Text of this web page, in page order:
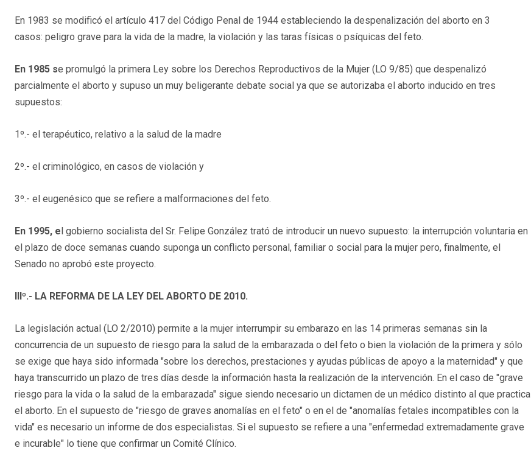
En 1983 se modificó el artículo 417 del Código Penal de 1944 estableciendo la despenalización del aborto en 3
casos: peligro grave para la vida de la madre, la violación y las taras físicas o psíquicas del feto.
En 1985 se promulgó la primera Ley sobre los Derechos Reproductivos de la Mujer (LO 9/85) que despenalizó
parcialmente el aborto y supuso un muy beligerante debate social ya que se autorizaba el aborto inducido en tres
supuestos:
1º.- el terapéutico, relativo a la salud de la madre
2º.- el criminológico, en casos de violación y
3º.- el eugenésico que se refiere a malformaciones del feto.
En 1995, el gobierno socialista del Sr. Felipe González trató de introducir un nuevo supuesto: la interrupción voluntaria en
el plazo de doce semanas cuando suponga un conflicto personal, familiar o social para la mujer pero, finalmente, el
Senado no aprobó este proyecto.
IIIº.- LA REFORMA DE LA LEY DEL ABORTO DE 2010.
La legislación actual (LO 2/2010) permite a la mujer interrumpir su embarazo en las 14 primeras semanas sin la
concurrencia de un supuesto de riesgo para la salud de la embarazada o del feto o bien la violación de la primera y sólo
se exige que haya sido informada "sobre los derechos, prestaciones y ayudas públicas de apoyo a la maternidad" y que
haya transcurrido un plazo de tres días desde la información hasta la realización de la intervención. En el caso de "grave
riesgo para la vida o la salud de la embarazada" sigue siendo necesario un dictamen de un médico distinto al que practica
el aborto. En el supuesto de "riesgo de graves anomalías en el feto" o en el de "anomalías fetales incompatibles con la
vida" es necesario un informe de dos especialistas. Si el supuesto se refiere a una "enfermedad extremadamente grave
e incurable" lo tiene que confirmar un Comité Clínico.